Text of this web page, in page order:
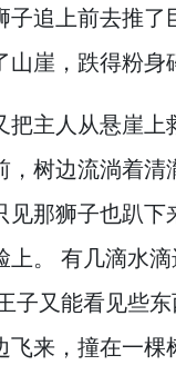
子追上前去推了
崖， 跌得粉身
主人从悬崖上
树边流淌着清
见那狮子也趴下
。
有几滴水
子又能看见些东
来， 撞在一棵